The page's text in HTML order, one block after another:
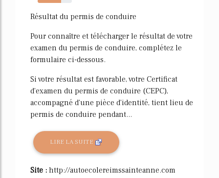
68%
Résultat du permis de conduire
Pour connaître et télécharger le résultat de votre
examen du permis de conduire, complétez le
formulaire ci-dessous.
Si votre résultat est favorable, votre Certificat
d'examen du permis de conduire (CEPC),
accompagné d'une pièce d'identité, tient lieu de
permis de conduire pendant...
LIRE LA SUITE
Site : http://autoecolereimssainteanne.com